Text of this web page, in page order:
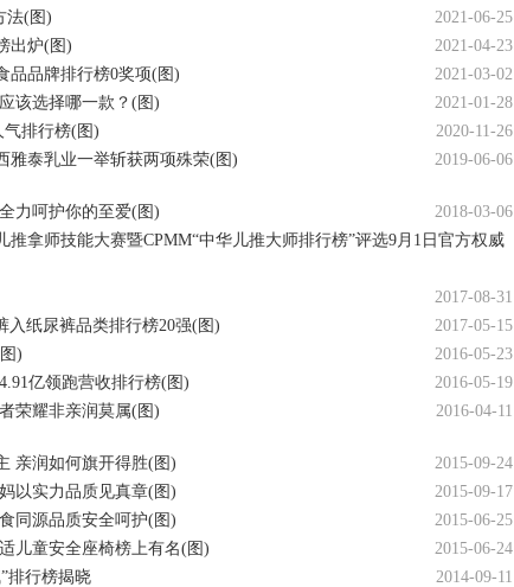
法(图)
2021-06-25
出炉(图)
2021-04-23
品品牌排行榜0奖项(图)
2021-03-02
该选择哪一款？(图)
2021-01-28
气排行榜(图)
2020-11-26
雅泰乳业一举斩获两项殊荣(图)
2019-06-06
力呵护你的至爱(图)
2018-03-06
拿师技能大赛暨CPMM“中华儿推大师排行榜”评选9月1日官方权威
2017-08-31
入纸尿裤品类排行榜20强(图)
2017-05-15
)
2016-05-23
亿领跑营收排行榜(图)
2016-05-19
荣耀非亲润莫属(图)
2016-04-11
亲润如何旗开得胜(图)
2015-09-24
以实力品质见真章(图)
2015-09-17
同源品质安全呵护(图)
2015-06-25
儿童安全座椅榜上有名(图)
2015-06-24
排行榜揭晓
2014-09-11